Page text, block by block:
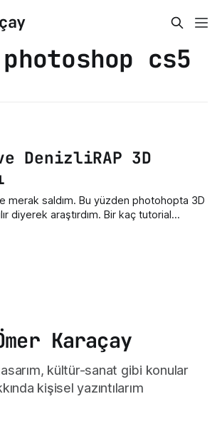
cs5
ve DenizliRAP 3D
merak saldım. Bu yüzden photohopta 3D
diyerek araştırdım. Bir kaç tutorial
Bende yeni format attığım için
Karaçay
kültür-sanat gibi konular
kişisel yazıntılarım